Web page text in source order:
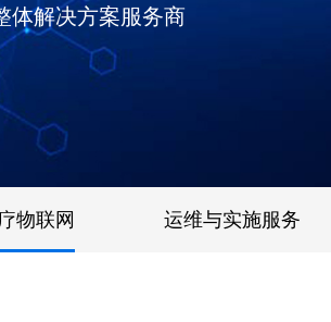
体解决方案服务商
物联网 运维与实施服务